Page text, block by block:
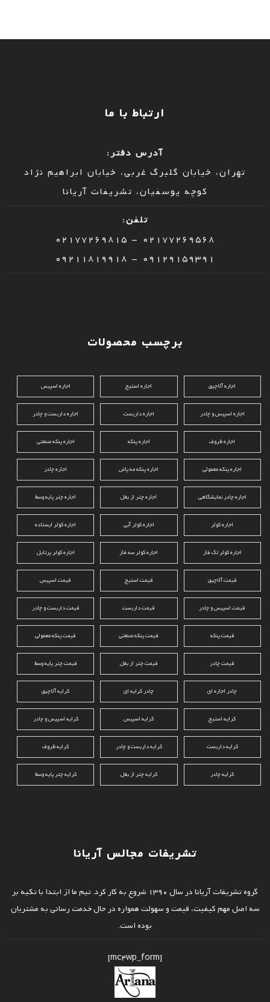
ارتباط با ما
آدرس دفتر:
تهران، خیابان گلبرگ غربی، خیابان ابراهیم نژاد
کوچه یوسفیان، تشریفات آریانا
تلفن:
02177269568 – 02177269815
09129159391 – 09211819918
برچسب محصولات
اجاره آلاچیق اجاره استیج اجاره اسپیس
اجاره اسپیس و چادر اجاره داربست اجاره داربست و چادر
اجاره ظروف اجاره پنکه اجاره پنکه صنعتی
اجاره پنکه معمولی اجاره پنکه مه پاش اجاره چادر
اجاره چادر نمایشگاهی اجاره چتر از بغل اجاره چتر پایه وسط
اجاره کولر اجاره کولر آبی اجاره کولر ایستاده
اجاره کولر تک فاز اجاره کولر سه فاز اجاره کولر پرتابل
قیمت آلاچیق قیمت استیج قیمت اسپیس
قیمت اسپیس و چادر قیمت داربست قیمت داربست و چادر
قیمت پنکه قیمت پنکه صنعتی قیمت پنکه معمولی
قیمت چادر قیمت چتر از بغل قیمت چتر پایه وسط
چادر اجاره ای چادر کرایه ای کرایه آلاچیق
کرایه استیج کرایه اسپیس کرایه اسپیس و چادر
کرایه داربست کرایه داربست و چادر کرایه ظروف
کرایه چادر کرایه چتر از بغل کرایه چتر پایه وسط
تشریفات مجالس آریانا
گروه تشریفات آریانا در سال 1390 شروع به کار کرد. تیم ما از ابتدا با تکیه بر
سه اصل مهم کیفیت، قیمت و سهولت همواره در حال خدمت رسانی به مشتریان
بوده است.
[mc4wp_form]